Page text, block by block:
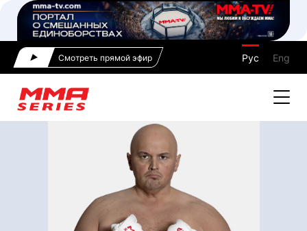
Смотреть прямой эфир Рус Eng